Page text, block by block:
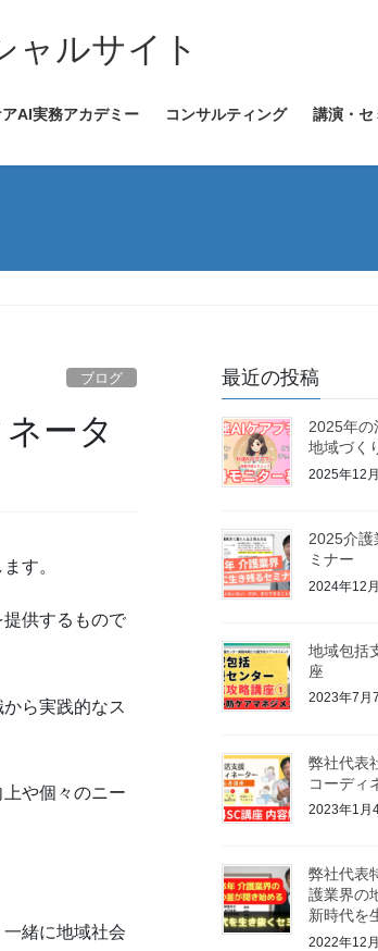
ャルサイト
AI実務アカデミー コンサルティング 講演・セ
ブログ
ータ
す。
供するもので
ら実践的なス
や個々のニー
緒に地域社会
最近の投稿
2025年
地域づく
2025年12
2025介護
ミナー
2024年12
地域包括
座
2023年7月
弊社代表
コーディ
2023年1月
弊社代表
護業界の
新時代を
2022年12